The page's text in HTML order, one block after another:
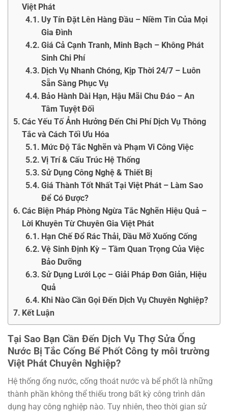
Việt Phát
Uy Tín Đặt Lên Hàng Đầu – Niềm Tin Của Mọi
Gia Đình
Giá Cả Cạnh Tranh, Minh Bạch – Không Phát
Sinh Chi Phí
Dịch Vụ Nhanh Chóng, Kịp Thời 24/7 – Luôn
Sẵn Sàng Phục Vụ
Bảo Hành Dài Hạn, Hậu Mãi Chu Đáo – An
Tâm Tuyệt Đối
Các Yếu Tố Ảnh Hưởng Đến Chi Phí Dịch Vụ Thông
Tắc và Cách Tối Ưu Hóa
Mức Độ Tắc Nghẽn và Phạm Vi Công Việc
Vị Trí & Cấu Trúc Hệ Thống
Sử Dụng Công Nghệ & Thiết Bị
Giá Thành Tốt Nhất Tại Việt Phát – Làm Sao
Để Có Được?
Các Biện Pháp Phòng Ngừa Tắc Nghẽn Hiệu Quả –
Lời Khuyên Từ Chuyên Gia Việt Phát
Hạn Chế Đổ Rác Thải, Dầu Mỡ Xuống Cống
Vệ Sinh Định Kỳ – Tầm Quan Trọng Của Việc
Bảo Dưỡng
Sử Dụng Lưới Lọc – Giải Pháp Đơn Giản, Hiệu
Quả
Khi Nào Cần Gọi Đến Dịch Vụ Chuyên Nghiệp?
Kết Luận
Tại Sao Bạn Cần Đến Dịch Vụ Thợ Sửa Ống
Nước Bị Tắc Cống Bể Phốt Công ty môi trường
Việt Phát Chuyên Nghiệp?
Hệ thống ống nước, cống thoát nước và bể phốt là những
thành phần không thể thiếu trong bất kỳ công trình dân
dụng hay công nghiệp nào. Tuy nhiên, theo thời gian sử